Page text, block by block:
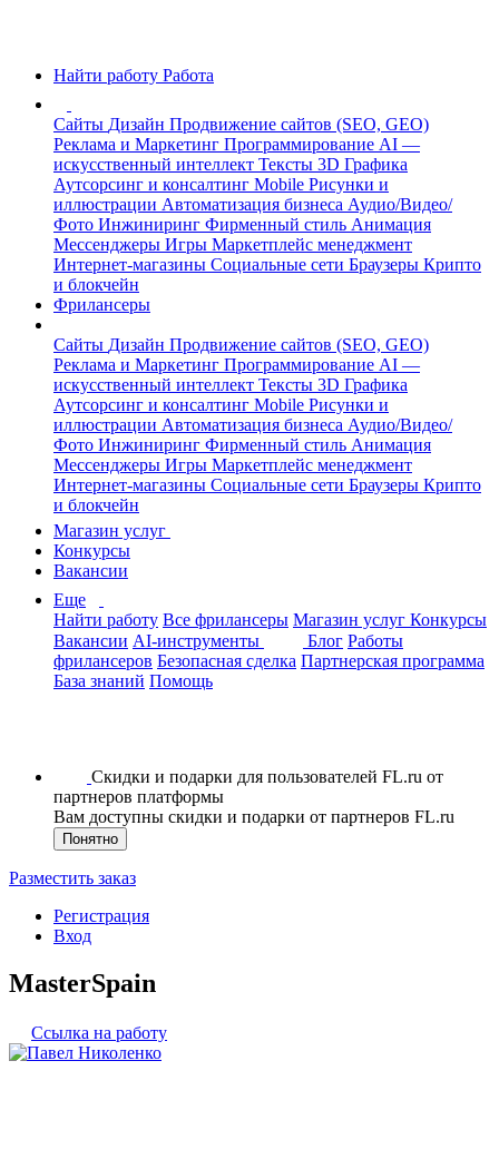
Найти работу Работа
Сайты Дизайн Продвижение сайтов (SEO, GEO)
Реклама и Маркетинг Программирование AI —
искусственный интеллект Тексты 3D Графика
Аутсорсинг и консалтинг Mobile Рисунки и
иллюстрации Автоматизация бизнеса Аудио/Видео/
Фото Инжиниринг Фирменный стиль Анимация
Мессенджеры Игры Маркетплейс менеджмент
Интернет-магазины Социальные сети Браузеры Крипто
и блокчейн
Фрилансеры
Сайты Дизайн Продвижение сайтов (SEO, GEO)
Реклама и Маркетинг Программирование AI —
искусственный интеллект Тексты 3D Графика
Аутсорсинг и консалтинг Mobile Рисунки и
иллюстрации Автоматизация бизнеса Аудио/Видео/
Фото Инжиниринг Фирменный стиль Анимация
Мессенджеры Игры Маркетплейс менеджмент
Интернет-магазины Социальные сети Браузеры Крипто
и блокчейн
Магазин услуг
Конкурсы
Вакансии
Еще
Найти работу Все фрилансеры Магазин услуг Конкурсы
Вакансии AI-инструменты Блог Работы
фрилансеров Безопасная сделка Партнерская программа
База знаний Помощь
Скидки и подарки для пользователей FL.ru от
партнеров платформы
Вам доступны скидки и подарки от партнеров FL.ru
Понятно
Разместить заказ
Регистрация
Вход
MasterSpain
Ссылка на работу